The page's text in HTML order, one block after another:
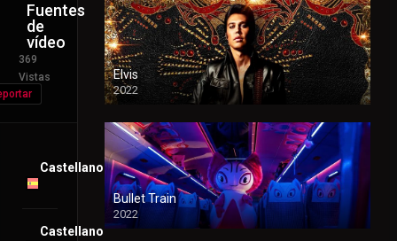
Fuentes
de
vídeo
369
Vistas
Castellano
Castellano
Elvis
2022
Bullet Train
2022